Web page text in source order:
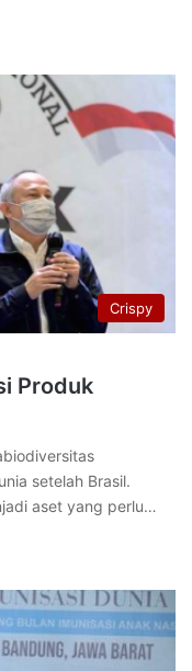
Crispy
Produk
setelah Brasil.
aset yang perlu…